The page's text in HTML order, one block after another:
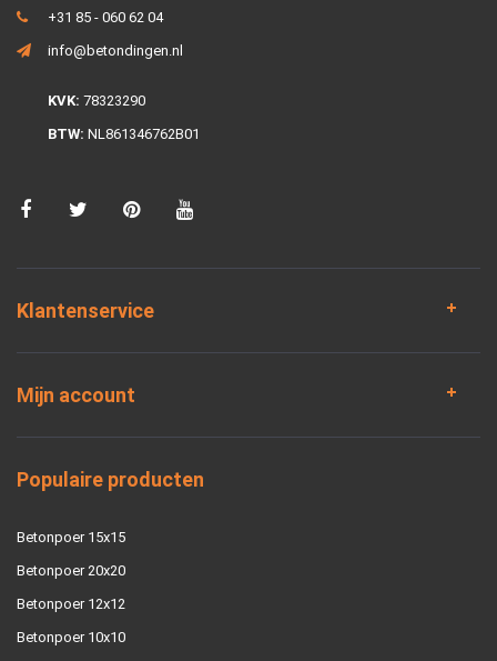
+31 85 - 060 62 04
info@betondingen.nl
KVK: 78323290
BTW: NL861346762B01
Klantenservice
Mijn account
Populaire producten
Betonpoer 15x15
Betonpoer 20x20
Betonpoer 12x12
Betonpoer 10x10